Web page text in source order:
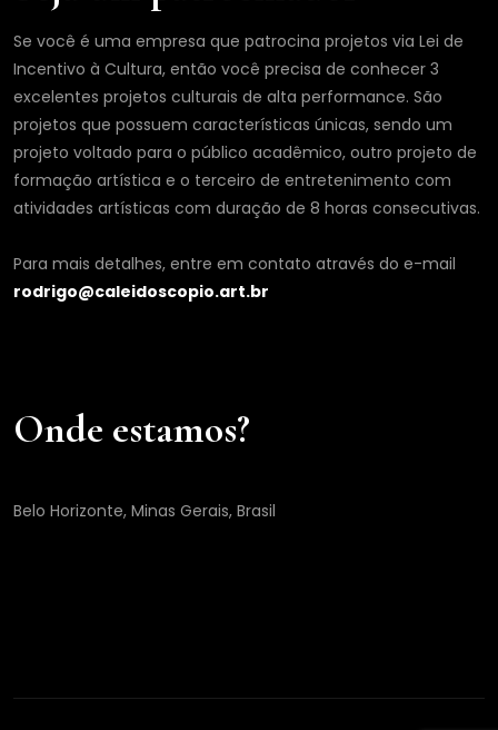
Se você é uma empresa que patrocina projetos via Lei de
Incentivo à Cultura, então você precisa de conhecer 3
excelentes projetos culturais de alta performance. São
projetos que possuem características únicas, sendo um
projeto voltado para o público acadêmico, outro projeto de
formação artística e o terceiro de entretenimento com
atividades artísticas com duração de 8 horas consecutivas.
Para mais detalhes, entre em contato através do e-mail
rodrigo@caleidoscopio.art.br
Onde estamos?
Belo Horizonte, Minas Gerais, Brasil